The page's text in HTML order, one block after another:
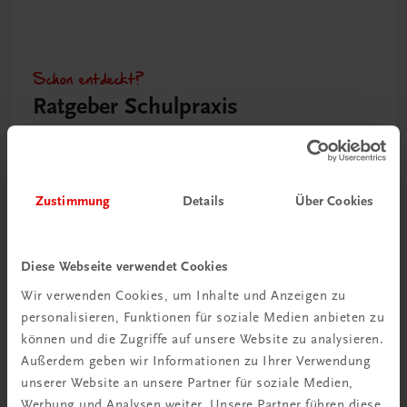
Zustimmung Details Über Cookies
Diese Webseite verwendet Cookies
Wir verwenden Cookies, um Inhalte und Anzeigen zu
personalisieren, Funktionen für soziale Medien anbieten zu
können und die Zugriffe auf unsere Website zu analysieren.
Außerdem geben wir Informationen zu Ihrer Verwendung
unserer Website an unsere Partner für soziale Medien,
Schon entdeckt?
Ratgeber Schulpraxis
Neu in der DigiBox